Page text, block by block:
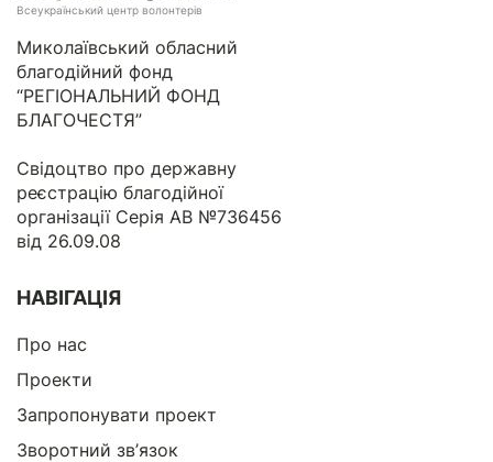
Всеукраїнський центр волонтерів
Миколаївський обласний
благодійний фонд
“РЕГІОНАЛЬНИЙ ФОНД
БЛАГОЧЕСТЯ”
Свідоцтво про державну
реєстрацію благодійної
організації Серія АВ №736456
від 26.09.08
НАВІГАЦІЯ
Про нас
Проекти
Запропонувати проект
Зворотний зв’язок